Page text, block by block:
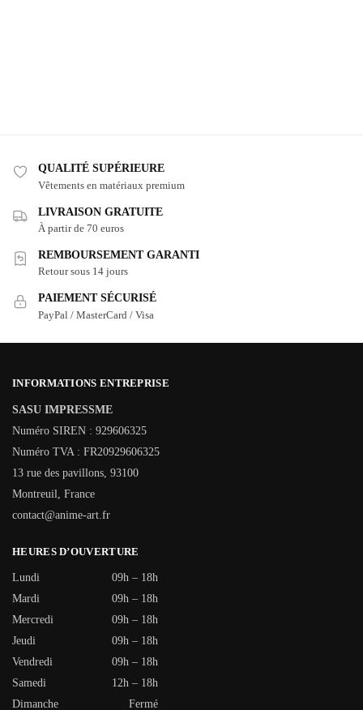
QUALITÉ SUPÉRIEURE
Vêtements en matériaux premium
LIVRAISON GRATUITE
À partir de 70 euros
REMBOURSEMENT GARANTI
Retour sous 14 jours
PAIEMENT SÉCURISÉ
PayPal / MasterCard / Visa
INFORMATIONS ENTREPRISE
SASU IMPRESSME
Numéro SIREN : 929606325
Numéro TVA : FR20929606325
13 rue des pavillons, 93100
Montreuil, France
contact@anime-art.fr
HEURES D’OUVERTURE
Lundi
09h – 18h
Mardi
09h – 18h
Mercredi
09h – 18h
Jeudi
09h – 18h
Vendredi
09h – 18h
Samedi
12h – 18h
Dimanche
Fermé